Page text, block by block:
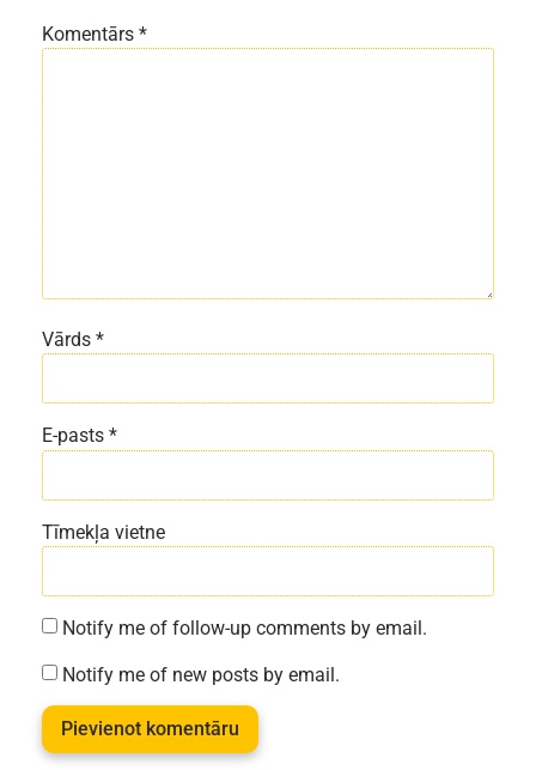
Komentārs *
Vārds *
E-pasts *
Tīmekļa vietne
Notify me of follow-up comments by email.
Notify me of new posts by email.